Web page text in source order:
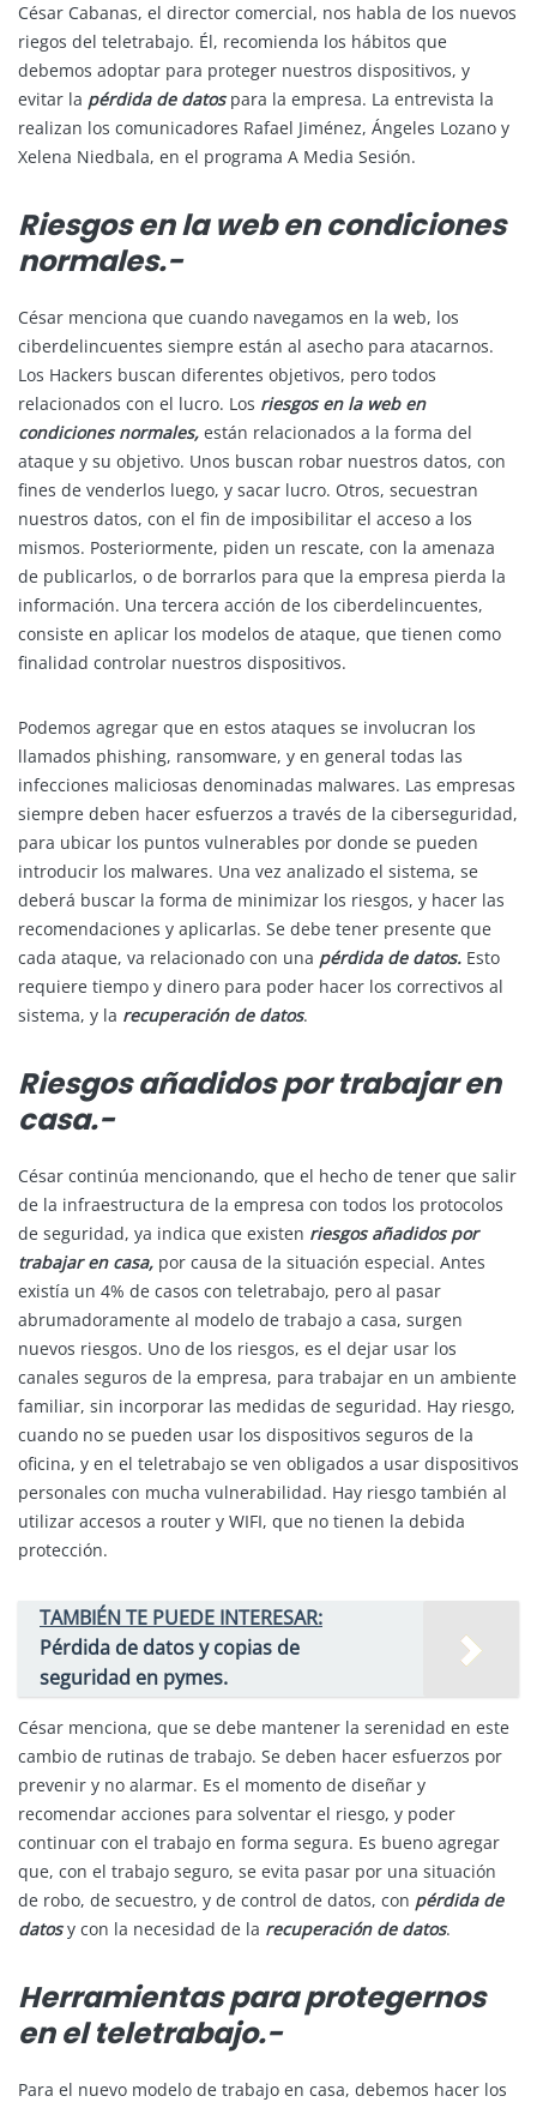
César Cabanas, el director comercial, nos habla de los nuevos
riegos del teletrabajo. Él, recomienda los hábitos que
debemos adoptar para proteger nuestros dispositivos, y
evitar la pérdida de datospara la empresa. La entrevista la
realizan los comunicadores Rafael Jiménez, Ángeles Lozano y
Xelena Niedbala, en el programa A Media Sesión.
Riesgos en la web en condiciones
normales.-
César menciona que cuando navegamos en la web, los
ciberdelincuentes siempre están al asecho para atacarnos.
Los Hackers buscan diferentes objetivos, pero todos
relacionados con el lucro. Los riesgos en la web en
condiciones normales, están relacionados a la forma del
ataque y su objetivo. Unos buscan robar nuestros datos, con
fines de venderlos luego, y sacar lucro. Otros, secuestran
nuestros datos, con el fin de imposibilitar el acceso a los
mismos. Posteriormente, piden un rescate, con la amenaza
de publicarlos, o de borrarlos para que la empresa pierda la
información. Una tercera acción de los ciberdelincuentes,
consiste en aplicar los modelos de ataque, que tienen como
finalidad controlar nuestros dispositivos.
Podemos agregar que en estos ataques se involucran los
llamados phishing, ransomware, y en general todas las
infecciones maliciosas denominadas malwares. Las empresas
siempre deben hacer esfuerzos a través de la ciberseguridad,
para ubicar los puntos vulnerables por donde se pueden
introducir los malwares. Una vez analizado el sistema, se
deberá buscar la forma de minimizar los riesgos, y hacer las
recomendaciones y aplicarlas. Se debe tener presente que
cada ataque, va relacionado con una pérdida de datos. Esto
requiere tiempo y dinero para poder hacer los correctivos al
sistema, y la recuperación de datos.
Riesgos añadidos por trabajar en
casa.-
César continúa mencionando, que el hecho de tener que salir
de la infraestructura de la empresa con todos los protocolos
de seguridad, ya indica que existen riesgos añadidos por
trabajar en casa, por causa de la situación especial. Antes
existía un 4% de casos con teletrabajo, pero al pasar
abrumadoramente al modelo de trabajo a casa, surgen
nuevos riesgos. Uno de los riesgos, es el dejar usar los
canales seguros de la empresa, para trabajar en un ambiente
familiar, sin incorporar las medidas de seguridad. Hay riesgo,
cuando no se pueden usar los dispositivos seguros de la
oficina, y en el teletrabajo se ven obligados a usar dispositivos
personales con mucha vulnerabilidad. Hay riesgo también al
utilizar accesos a router y WIFI, que no tienen la debida
protección.
TAMBIÉN TE PUEDE INTERESAR:
Pérdida de datos y copias de
seguridad en pymes.
César menciona, que se debe mantener la serenidad en este
cambio de rutinas de trabajo. Se deben hacer esfuerzos por
prevenir y no alarmar. Es el momento de diseñar y
recomendar acciones para solventar el riesgo, y poder
continuar con el trabajo en forma segura. Es bueno agregar
que, con el trabajo seguro, se evita pasar por una situación
de robo, de secuestro, y de control de datos, con pérdida de
datosy con la necesidad de la recuperación de datos.
Herramientas para protegernos
en el teletrabajo.-
Para el nuevo modelo de trabajo en casa, debemos hacer los